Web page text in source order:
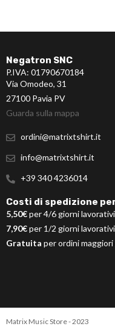
Negatron SNC
P.IVA: 01790670184
Via Omodeo, 31
27100 Pavia PV
Guarda sulla mappa
ordini@matrixtshirt.it
info@matrixtshirt.it
+39 340 4236014
Costi di spedizione
5,50€per 4/6 giorni lavorativi
7,90€per 1/2 giorni lavorativi
Gratuita per ordini maggiori
Matrix Music Store - 2023